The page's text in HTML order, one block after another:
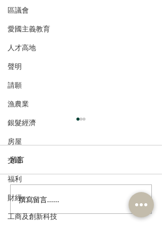
區議會
愛國主義教育
人才高地
聲明
請願
漁農業
銀髮經濟
房屋
交通
福利
財經
工商及創新科技
民建聯回應政府就《商品
說明條例》展開公眾諮詢
留言
撰寫留言......